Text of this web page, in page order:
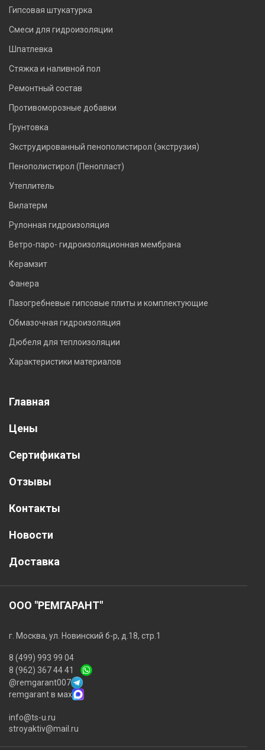
Гипсовая штукатурка
Смеси для гидроизоляции
Шпатлевка
Стяжка и наливной пол
Ремонтный состав
Противоморозные добавки
Грунтовка
Экструдированный пенополистирол (экструзия)
Пенополистирол (Пенопласт)
Утеплитель
Вилатерм
Рулонная гидроизоляция
Ветро-паро- гидроизоляционная мембрана
Керамзит
Фанера
Пазогребневые гипсовые плиты и комплектующие
Обмазочная гидроизоляция
Дюбеля для теплоизоляции
Характеристики материалов
Главная
Цены
Сертификаты
Отзывы
Контакты
Новости
Доставка
ООО "РЕМГАРАНТ"
г. Москва, ул. Новинский б-р, д.18, стр.1
8 (499) 993 99 04
8 (962) 367 44 41
@remgarant007
remgarant в мах
info@ts-u.ru
stroyaktiv@mail.ru